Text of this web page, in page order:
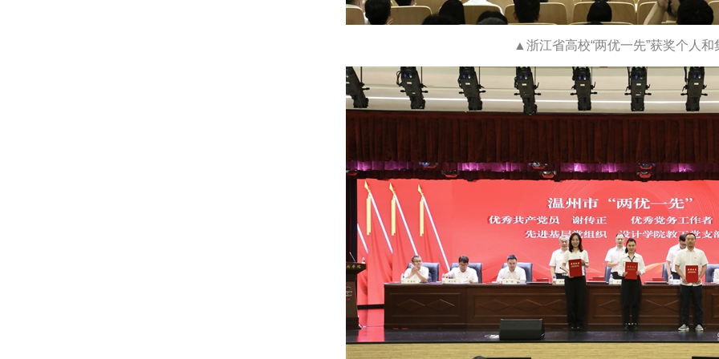
▲浙江省高校“两优一先”获奖个人和